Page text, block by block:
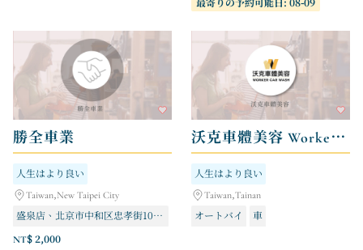
専門家によるダニ駆除
最寄りの予約可能日: 08-09
勝全車業
人生はより良い
Taiwan,New Taipei City
盛泉店、北京市中和区忠孝街108-2号。電話番号: 02-29498686
NT$ 2,000
沃克車體美容 Worker Car Wash
人生はより良い
Taiwan,Tainan
オートバイ
車